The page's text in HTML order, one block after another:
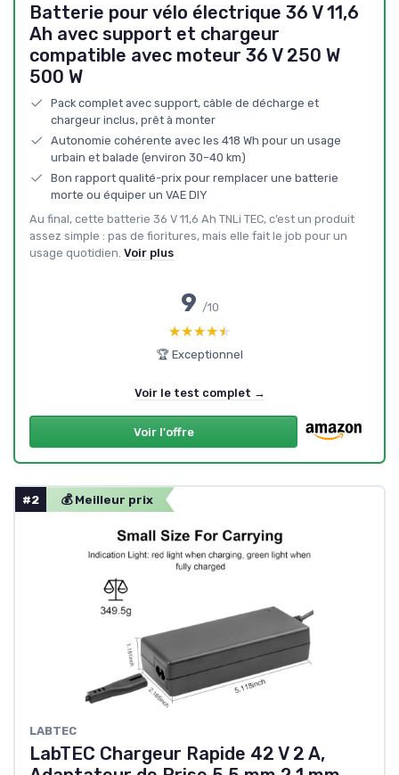
Batterie pour vélo électrique 36 V 11,6
Ah avec support et chargeur
compatible avec moteur 36 V 250 W
500 W
Pack complet avec support, câble de décharge et
chargeur inclus, prêt à monter
Autonomie cohérente avec les 418 Wh pour un usage
urbain et balade (environ 30–40 km)
Bon rapport qualité-prix pour remplacer une batterie
morte ou équiper un VAE DIY
Au final, cette batterie 36 V 11,6 Ah TNLi TEC, c’est un produit
assez simple : pas de fioritures, mais elle fait le job pour un
usage quotidien. Voir plus
9 /10
★★★★★
★★★★★
🏆 Exceptionnel
Voir le test complet →
Voir l'offre
#2 💰 Meilleur prix
LABTEC
LabTEC Chargeur Rapide 42 V 2 A,